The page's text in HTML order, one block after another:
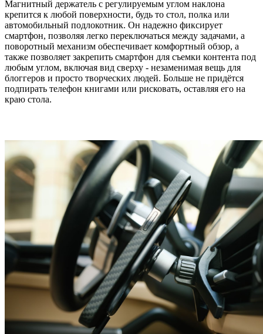
Магнитный держатель с регулируемым углом наклона
крепится к любой поверхности, будь то стол, полка или
автомобильный подлокотник. Он надежно фиксирует
смартфон, позволяя легко переключаться между задачами, а
поворотный механизм обеспечивает комфортный обзор, а
также позволяет закрепить смартфон для съемки контента под
любым углом, включая вид сверху - незаменимая вещь для
блоггеров и просто творческих людей. Больше не придётся
подпирать телефон книгами или рисковать, оставляя его на
краю стола.